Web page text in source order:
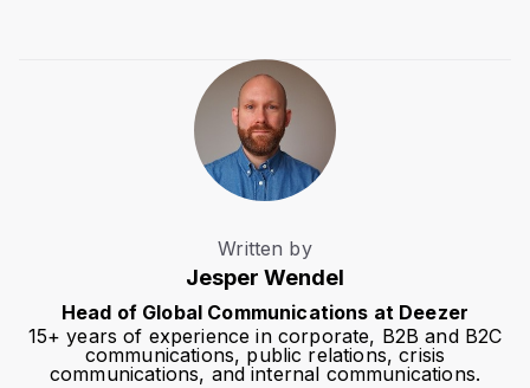
Written by
Jesper Wendel
Head of Global Communications at Deezer
15+ years of experience in corporate, B2B and B2C
communications, public relations, crisis
communications, and internal communications.